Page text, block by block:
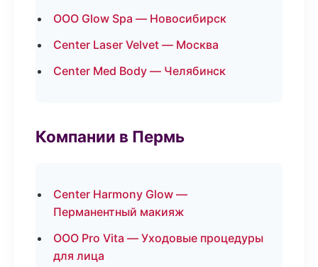
ООО Glow Spa — Новосибирск
Center Laser Velvet — Москва
Center Med Body — Челябинск
Компании в Пермь
Center Harmony Glow —
Перманентный макияж
ООО Pro Vita — Уходовые процедуры
для лица